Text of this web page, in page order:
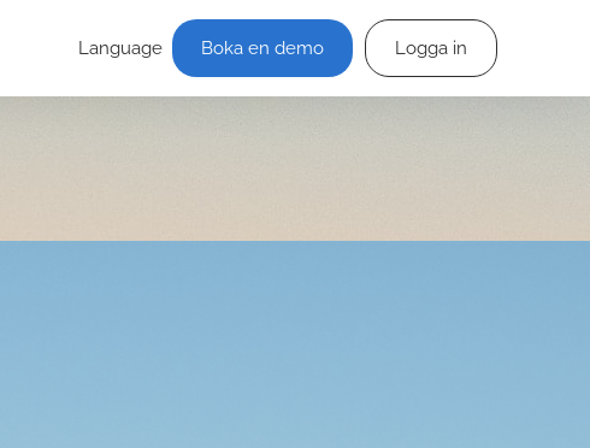
Language Boka en demo Logga in